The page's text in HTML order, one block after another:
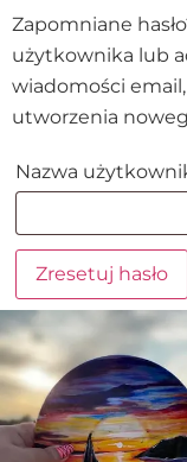
Zapomniane
użytkownika lub
wiadomości
utworzenia
Nazwa
Zresetuj hasło